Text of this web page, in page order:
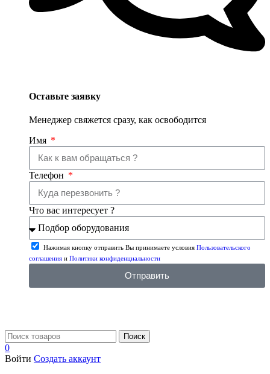
Оставьте заявку
Менеджер свяжется сразу, как освободится
Имя
Телефон
Что вас интересует ?
Нажимая кнопку отправить Вы принимаете условия Пользовательского
соглашения и Политики конфиденциальности
Отправить
Поиск
0
Войти Создать аккаунт